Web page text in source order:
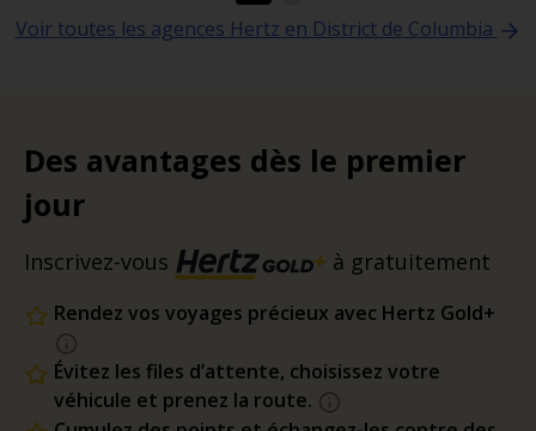
Voir toutes les agences Hertz en District de Columbia
Des avantages dès le premier
jour
Inscrivez-vous à gratuitement
Rendez vos voyages précieux avec Hertz Gold+
Évitez les files d’attente, choisissez votre
véhicule et prenez la route.